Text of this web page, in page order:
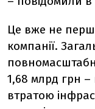
Це вже не
компанії.
1,68 млрд грн
втратою